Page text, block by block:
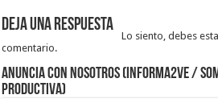
Deja una respuesta
Lo siento, debes
comentario.
ANUNCIA CON NOSOTROS (Informa2ve /
Productiva)